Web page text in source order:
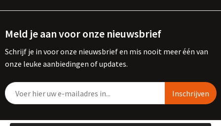
Meld je aan voor onze nieuwsbrief
Schrijf je in voor onze nieuwsbrief en mis nooit meer één van
onze leuke aanbiedingen of updates.